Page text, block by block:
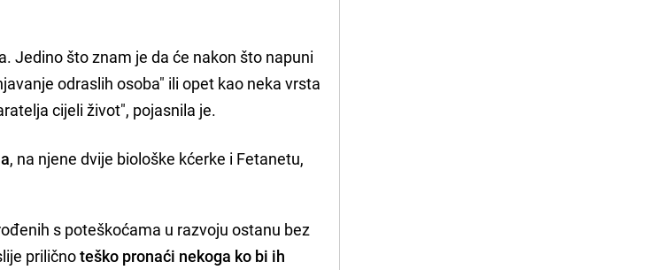
Jedino što znam je da će nakon što napuni
odraslih osoba" ili opet kao neka vrsta
cijeli život", pojasnila je.
, na njene dvije biološke kćerke i Fetanetu,
s poteškoćama u razvoju ostanu bez
priličnoteško pronaći nekoga ko bi ih